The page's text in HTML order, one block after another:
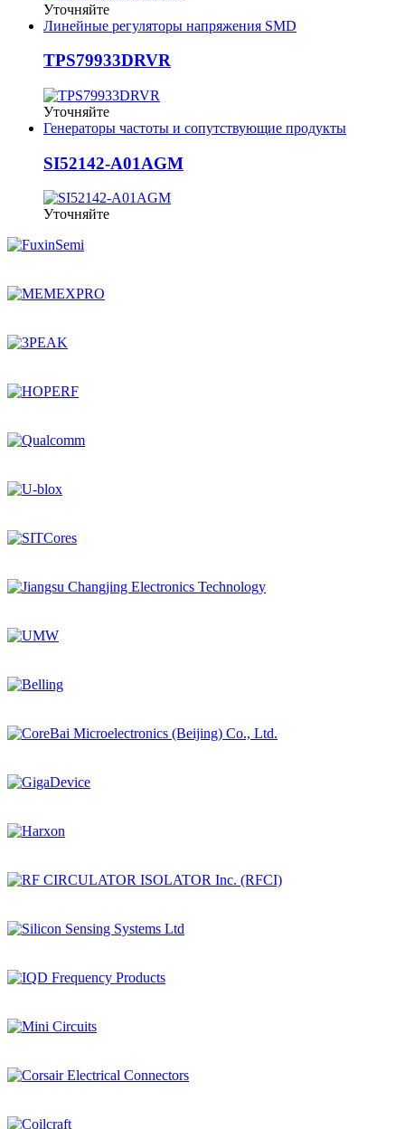
Уточняйте
Линейные регуляторы напряжения SMD
TPS79933DRVR
Уточняйте
Генераторы частоты и сопутствующие продукты
SI52142-A01AGM
Уточняйте